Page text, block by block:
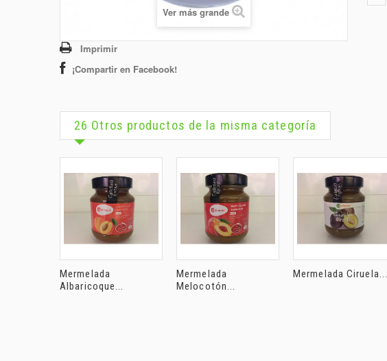
Ver más grande
Imprimir
¡Compartir en Facebook!
26 Otros productos de la misma categoría
Mermelada
Albaricoque...
Mermelada
Melocotón...
Mermelada Ciruela...